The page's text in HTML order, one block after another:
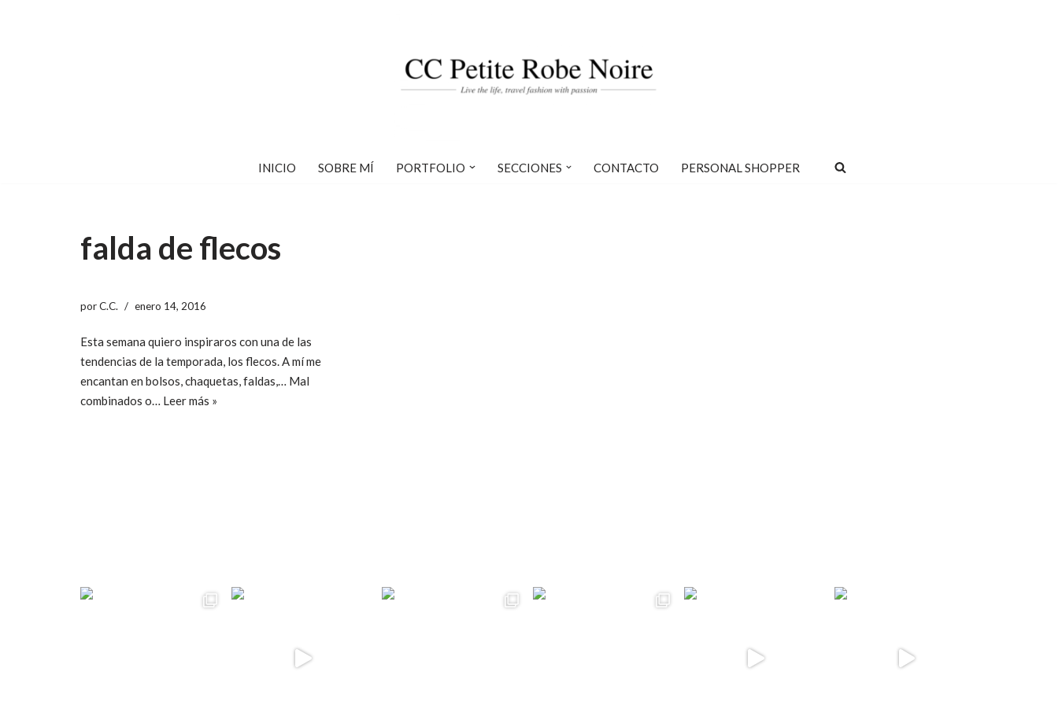
INICIO SOBRE MÍ PORTFOLIO SECCIONES CONTACTO PERSONAL SHOPPER
falda de flecos
porC.C. enero 14, 2016
Esta semana quiero inspiraros con una de las
tendencias de la temporada, los flecos. A mí me
encantan en bolsos, chaquetas, faldas,… Mal
combinados o… Leer más »